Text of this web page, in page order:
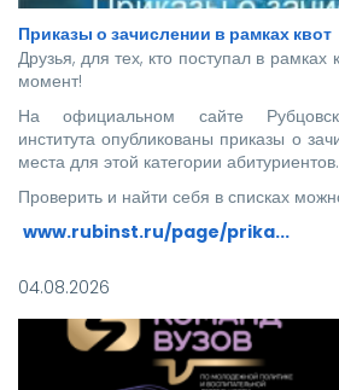
Приказы о зачислении в рамках квот
Друзья, для тех, кто поступал в
момент!
На официальном сайте
института опубликованы приказы о
места для этой категории абитуриентов.
Проверить и найти себя в списках
www.rubinst.ru/page/prika...
непростой путь! Ваше место в
забронировано.
04.08.2026